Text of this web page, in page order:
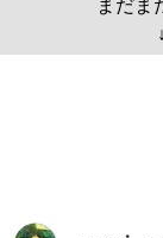
まだま